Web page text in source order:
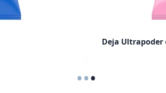
Deja Ultrapoder
•••